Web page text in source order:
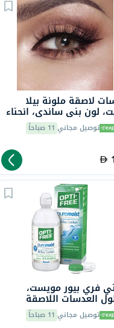
لاصقة ملونة بيلا
لون بني ساندي، انحناء
2 عدسةتوصيل مجاني 11 صباحاً
فري بيور مويست،
العدسات اللاصقة
الأغراض 300 مل
توصيل مجاني 11 صباحاً